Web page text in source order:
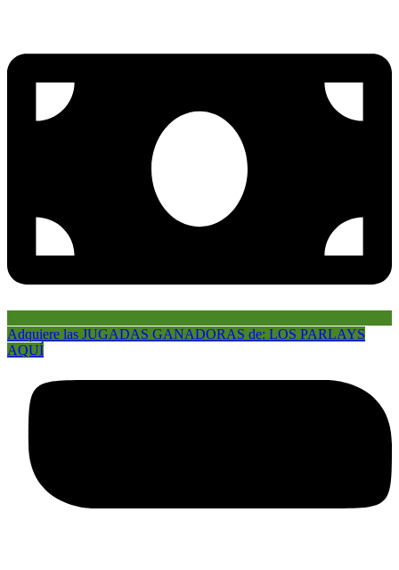
Adquiere las JUGADAS GANADORAS de: LOS PARLAYS
AQUÍ